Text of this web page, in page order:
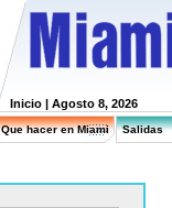
Inicio | Agosto 8, 2026
Que hacer en Miami Salidas